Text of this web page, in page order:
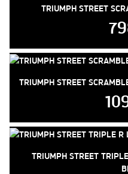
TRIUMPH STREET
TRIUMPH STREET
TRIUMPH STREET